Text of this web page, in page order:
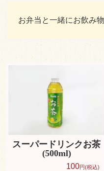
安心・安全の衛生管理
エスケイ食品株式会社 会社概要
人気ランキング
利用シーンで選ぶ
大規模イベント
会議・研修・セミナー
製薬会社（MR）様
お弁当と一緒にお飲み
スーパードリンクお茶
(500ml)
100円(税込)